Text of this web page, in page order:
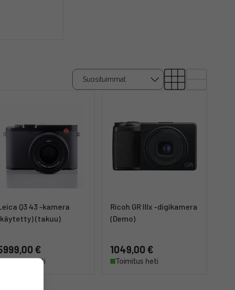
Q3 43 -kamera
(takuu)
€
Toimitus heti
Ricoh GR IIIx -digikamera
(Demo)
1049,00 €
Toimitus heti